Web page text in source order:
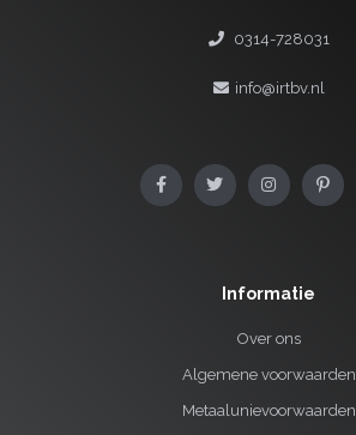
0314-728031
info@irtbv.nl
Informatie
Over ons
Algemene voorwaarden
Metaalunievoorwaarden